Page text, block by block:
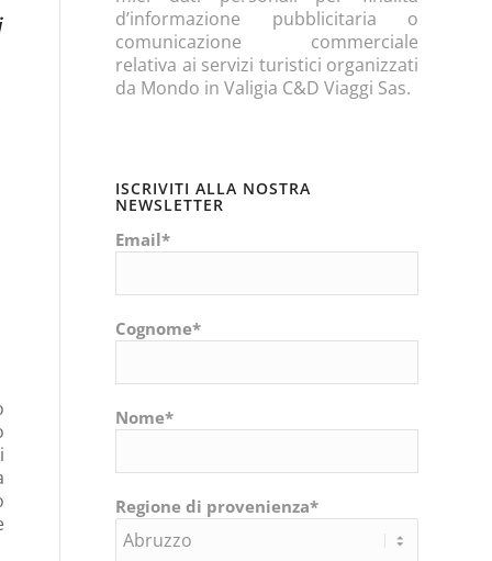
d’informazione pubblicitaria o
comunicazione commerciale
relativa ai servizi turistici organizzati
da Mondo in Valigia C&D Viaggi Sas.
ISCRIVITI ALLA NOSTRA
NEWSLETTER
Email*
Cognome*
Nome*
Regione di provenienza*